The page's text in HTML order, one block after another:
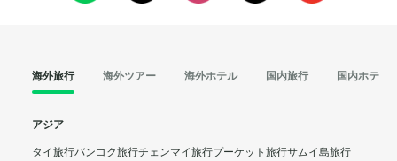
海外旅行 海外ツアー 海外ホテル 国内旅行 国内ホテル
アジア
タイ旅行バンコク旅行チェンマイ旅行プーケット旅行サムイ島旅行